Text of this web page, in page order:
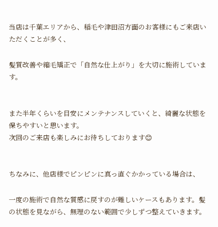
当店は千葉エリアから、稲毛や津田沼方面のお客様にもご来店い
ただくことが多く、
髪質改善や縮毛矯正で「自然な仕上がり」を大切に施術していま
す。
また半年くらいを目安にメンテナンスしていくと、綺麗な状態を
保ちやすいと思います。
次回のご来店も楽しみにお待ちしております😊
ちなみに、他店様でピンピンに真っ直ぐかかっている場合は、
一度の施術で自然な質感に戻すのが難しいケースもあります。髪
の状態を見ながら、無理のない範囲で少しずつ整えていきます。